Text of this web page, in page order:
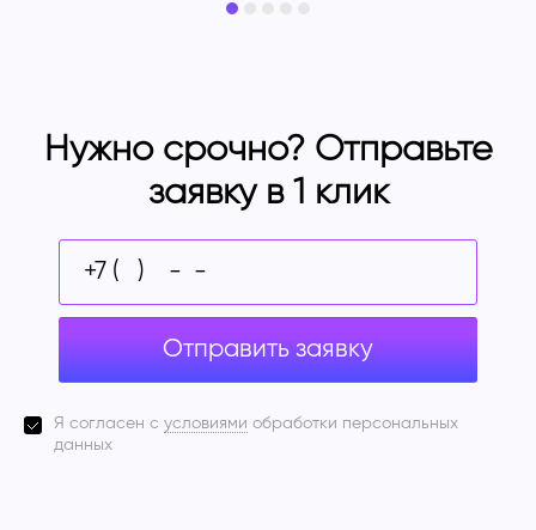
Нужно срочно? Отправьте
заявку в 1 клик
Отправить заявку
Я согласен с условиями обработки персональных
данных